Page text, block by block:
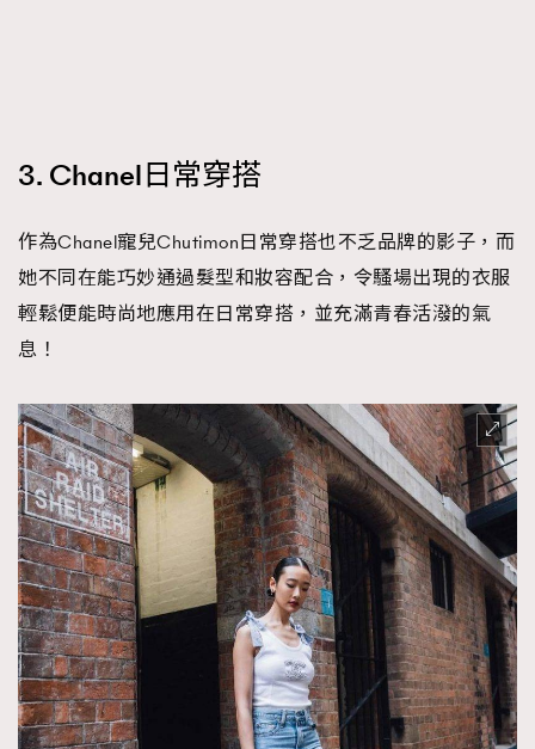
3. Chanel日常穿搭
作為Chanel寵兒Chutimon日常穿搭也不乏品牌的影子，而
她不同在能巧妙通過髮型和妝容配合，令騷場出現的衣服
輕鬆便能時尚地應用在日常穿搭，並充滿青春活潑的氣
息！